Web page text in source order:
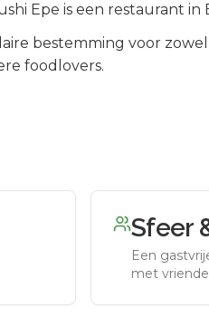
Epe is een restaurant
bestemming voor
foodlovers.
Sfeer
Een
met